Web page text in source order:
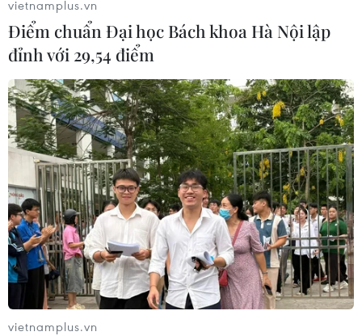
Xây danh mục nhân vật truyền thông cho
bộ Địa chí quốc gia Việt Nam
10/06/2020 09:52
Bộ Quốc chí về lĩnh vực truyền thông sẽ cung cấp luận
cứ khoa học đáng tin cậy trong hoạch định đường lối,
chính sách phát triển về ngành công nghiệp truyền
thông.
vietnamplus.vn
Điểm chuẩn Đại học Bách khoa Hà Nội lập
đỉnh với 29,54 điểm
vietnamplus.vn